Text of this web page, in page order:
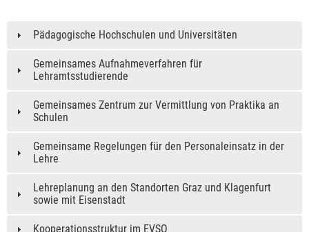
Pädagogische Hochschulen und Universitäten
Gemeinsames Aufnahmeverfahren für
Lehramtsstudierende
Gemeinsames Zentrum zur Vermittlung von Praktika an
Schulen
Gemeinsame Regelungen für den Personaleinsatz in der
Lehre
Lehreplanung an den Standorten Graz und Klagenfurt
sowie mit Eisenstadt
Kooperationsstruktur im EVSO